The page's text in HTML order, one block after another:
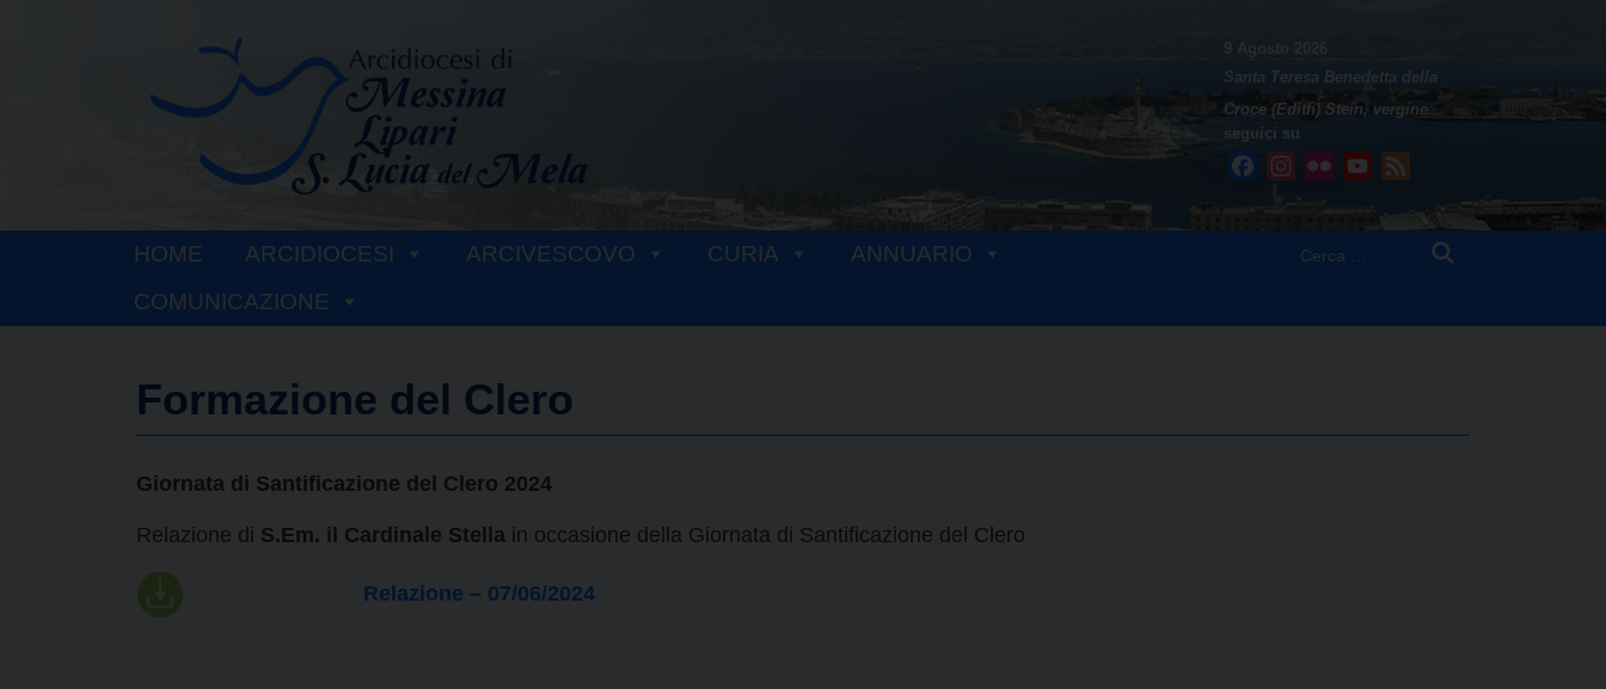
9 Agosto 2026
Santa Teresa Benedetta della
Croce (Edith) Stein, vergine
seguici su
FacebookInstagram
Flickr YouTube
HOME ARCIDIOCESI ARCIVESCOVO CURIA
ANNUARIO
COMUNICAZIONE
Formazione del Clero
Giornata di Santificazione del Clero 2024
Relazione di S.Em. il Cardinale Stella in occasione della Giornata di Santificazione del Clero
Relazione – 07/06/2024